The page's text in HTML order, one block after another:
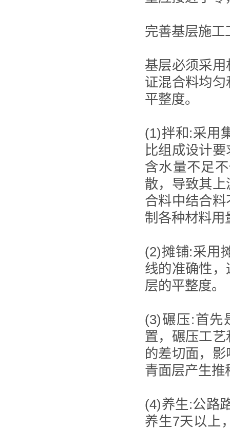
完善基层施工
基层必须采
证混合料均
平整度。
(1)拌和:采用
比组成设计
含水量不足
散，导致其
合料中结合
制各种材料用
(2)摊铺:采用
线的准确性
层的平整度。
(3)碾压:首先
置，碾压工
的差切面，
青面层产生推
(4)养生:公路
养生7天以上